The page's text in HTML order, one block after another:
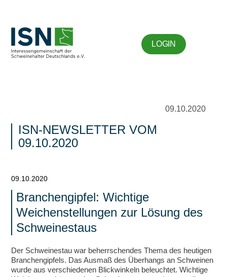
LOGIN
09.10.2020
ISN-NEWSLETTER VOM
09.10.2020
09.10.2020
Branchengipfel: Wichtige
Weichenstellungen zur Lösung des
Schweinestaus
Der Schweinestau war beherrschendes Thema des heutigen
Branchengipfels. Das Ausmaß des Überhangs an Schweinen
wurde aus verschiedenen Blickwinkeln beleuchtet. Wichtige